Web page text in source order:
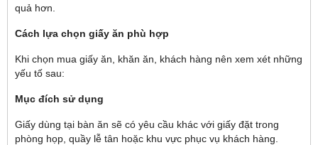
quả hơn.
Cách lựa chọn giấy ăn phù hợp
Khi chọn mua giấy ăn, khăn ăn, khách hàng nên xem xét những
yếu tố sau:
Mục đích sử dụng
Giấy dùng tại bàn ăn sẽ có yêu cầu khác với giấy đặt trong
phòng họp, quầy lễ tân hoặc khu vực phục vụ khách hàng.